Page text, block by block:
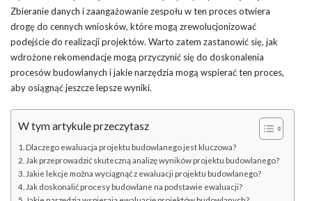
Zbieranie danych i zaangażowanie zespołu w ten proces otwiera
drogę do cennych wniosków, które mogą zrewolucjonizować
podejście do realizacji projektów. Warto zatem zastanowić się, jak
wdrożone rekomendacje mogą przyczynić się do doskonalenia
procesów budowlanych i jakie narzędzia mogą wspierać ten proces,
aby osiągnąć jeszcze lepsze wyniki.
W tym artykule przeczytasz
Dlaczego ewaluacja projektu budowlanego jest kluczowa?
Jak przeprowadzić skuteczną analizę wyników projektu budowlanego?
Jakie lekcje można wyciągnąć z ewaluacji projektu budowlanego?
Jak doskonalić procesy budowlane na podstawie ewaluacji?